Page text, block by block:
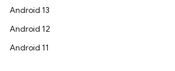
Android 13
Android 12
Android 11